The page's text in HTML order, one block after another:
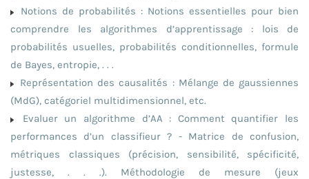
Notions de probabilités : Notions essentielles pour bien
comprendre les algorithmes d’apprentissage : lois de
probabilités usuelles, probabilités conditionnelles, formule
de Bayes, entropie, . . .
Représentation des causalités : Mélange de gaussiennes
(MdG), catégoriel multidimensionnel, etc.
Evaluer un algorithme d’AA : Comment quantifier les
performances d’un classifieur ? - Matrice de confusion,
métriques classiques (précision, sensibilité, spécificité,
justesse, . . .). Méthodologie de mesure (jeux